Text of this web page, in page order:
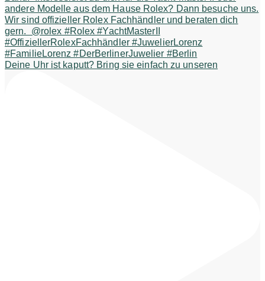
Deine Uhr ist kaputt? Bring sie einfach zu unseren